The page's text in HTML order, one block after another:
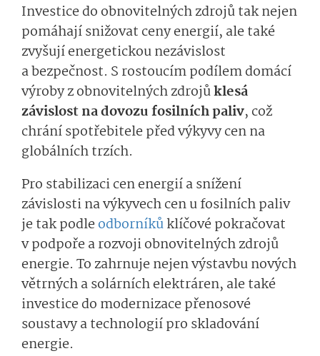
Investice do obnovitelných zdrojů tak nejen
pomáhají snižovat ceny energií, ale také
zvyšují energetickou nezávislost
a bezpečnost. S rostoucím podílem domácí
výroby z obnovitelných zdrojůklesá
závislost na dovozu fosilních paliv, což
chrání spotřebitele před výkyvy cen na
globálních trzích.
Pro stabilizaci cen energií a snížení
závislosti na výkyvech cen u fosilních paliv
je tak podleodborníkůklíčové pokračovat
v podpoře a rozvoji obnovitelných zdrojů
energie. To zahrnuje nejen výstavbu nových
větrných a solárních elektráren, ale také
investice do modernizace přenosové
soustavy a technologií pro skladování
energie.